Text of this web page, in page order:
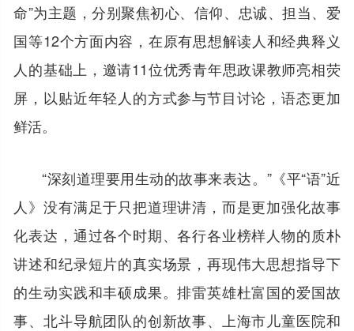
命”为主题，分别聚焦初心、信仰、忠诚、担当、爱
国等12个方面内容，在原有思想解读人和经典释义
人的基础上，邀请11位优秀青年思政课教师亮相荧
屏，以贴近年轻人的方式参与节目讨论，语态更加
鲜活。
“深刻道理要用生动的故事来表达。”《平“语”近
人》没有满足于只把道理讲清，而是更加强化故事
化表达，通过各个时期、各行各业榜样人物的质朴
讲述和纪录短片的真实场景，再现伟大思想指导下
的生动实践和丰硕成果。排雷英雄杜富国的爱国故
事、北斗导航团队的创新故事、上海市儿童医院和